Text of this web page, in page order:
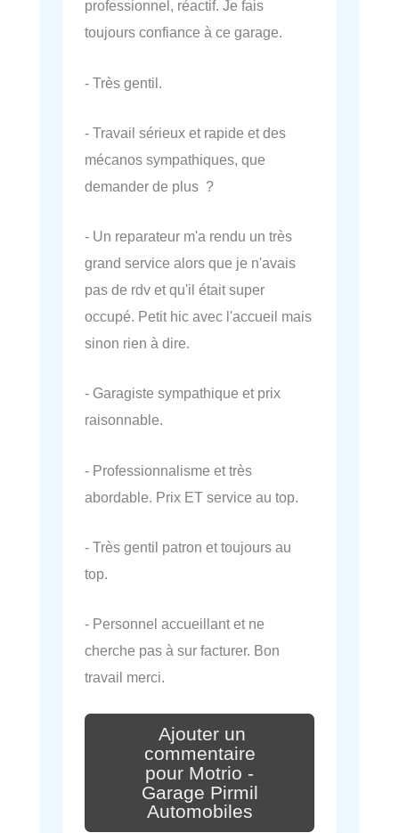
professionnel, réactif. Je fais
toujours confiance à ce garage.
- Très gentil.
- Travail sérieux et rapide et des
mécanos sympathiques, que
demander de plus ?
- Un reparateur m'a rendu un très
grand service alors que je n'avais
pas de rdv et qu'il était super
occupé. Petit hic avec l'accueil mais
sinon rien à dire.
- Garagiste sympathique et prix
raisonnable.
- Professionnalisme et très
abordable. Prix ET service au top.
- Très gentil patron et toujours au
top.
- Personnel accueillant et ne
cherche pas à sur facturer. Bon
travail merci.
Ajouter un
commentaire
pour Motrio -
Garage Pirmil
Automobiles